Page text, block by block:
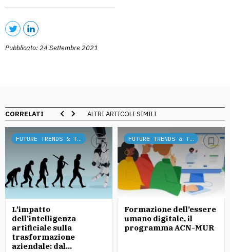
Pubblicato: 24 Settembre 2021
CORRELATI ALTRI ARTICOLI SIMILI
FUTURE TRENDS & TECH
L’impatto
dell’intelligenza
artificiale sulla
trasformazione
aziendale: dal...
FUTURE TRENDS & TECH
Formazione dell’essere
umano digitale, il
programma ACN-MUR